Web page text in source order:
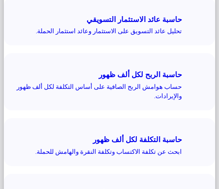
حاسبة عائد الاستثمار التسويقي
تحليل عائد التسويق على الاستثمار وعائد استثمار الحملة.
حاسبة الربح لكل ألف ظهور
حساب هوامش الربح الصافية على أساس التكلفة لكل ألف ظهور
والإيرادات.
حاسبة التكلفة لكل ألف ظهور
ابحث عن تكلفة الاكتساب وتكلفة النقرة والهامش للحملة.